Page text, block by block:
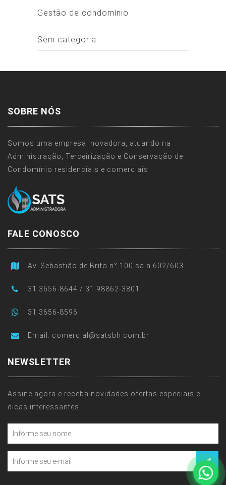
Gestão de condomínio
Sem categoria
SOBRE NÓS
Somos uma empresa inovadora, atuando na
Administração, Terceirização e Conservação de
Condomínio residenciais e comerciais.
FALE CONOSCO
Av. Sebastião de Brito n° 100 sala 602/603
31 3656-8644 / 31 98862-3801
31 3656-8596
Email: comercial@satsbh.com.br
NEWSLETTER
Assine agora e receba novidades ofertas especiais e
dicas interessantes.